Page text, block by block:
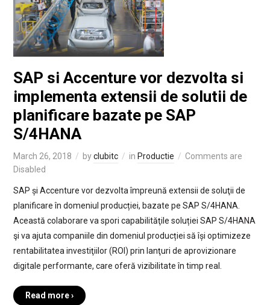
SAP si Accenture vor dezvolta si
implementa extensii de solutii de
planificare bazate pe SAP
S/4HANA
March 26, 2018 byclubitc in Productie
Comments are
Disabled
SAP și Accenture vor dezvolta împreună extensii de soluţii de
planificare în domeniul producției, bazate pe SAP S/4HANA.
Această colaborare va spori capabilităţile soluției SAP S/4HANA
şi va ajuta companiile din domeniul producției să își optimizeze
rentabilitatea investiţiilor (ROI) prin lanţuri de aprovizionare
digitale performante, care oferă vizibilitate în timp real.
Read more ›